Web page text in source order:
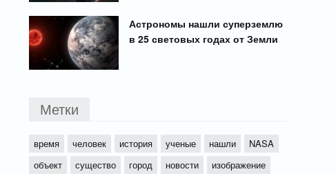
Астрономы нашли суперземлю
в 25 световых годах от Земли
Метки
время человек история ученые нашли
NASA
объект
существо город новости
изображение